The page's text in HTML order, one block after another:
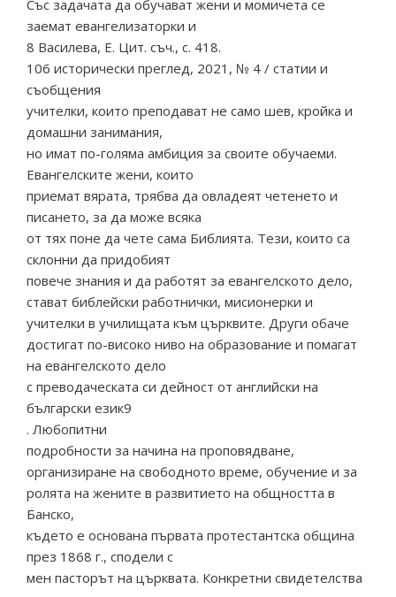
Със задачата да обучават жени и момичета се
заемат евангелизаторки и
8 Василева, Е. Цит. съч., с. 418.
106 исторически преглед, 2021, № 4 / статии и
съобщения
учителки, които преподават не само шев, кройка и
домашни занимания,
но имат по-голяма амбиция за своите обучаеми.
Евангелските жени, които
приемат вярата, трябва да овладеят четенето и
писането, за да може всяка
от тях поне да чете сама Библията. Тези, които са
склонни да придобият
повече знания и да работят за евангелското дело,
стават библейски работнички, мисионерки и
учителки в училищата към църквите. Други обаче
достигат по-високо ниво на образование и помагат
на евангелското дело
с преводаческата си дейност от английски на
български език9
. Любопитни
подробности за начина на проповядване,
организиране на свободното време, обучение и за
ролята на жените в развитието на общността в
Банско,
където е основана първата протестантска община
през 1868 г., сподели с
мен пасторът на църквата. Конкретни свидетелства